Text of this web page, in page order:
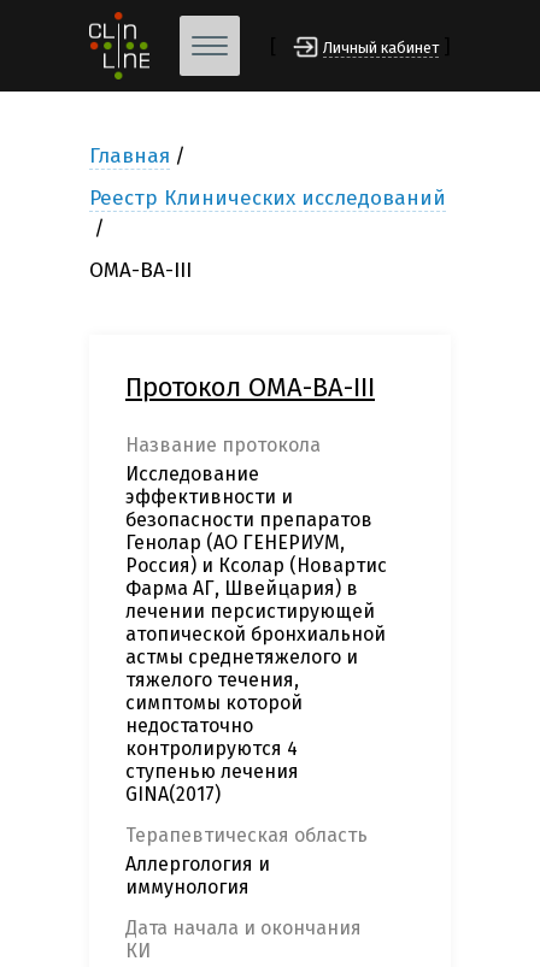
Личный кабинет
Главная
Реестр Клинических исследований
OMA-BA-III
Протокол OMA-BA-III
Название протокола
Исследование
эффективности и
безопасности препаратов
Генолар (АО ГЕНЕРИУМ,
Россия) и Ксолар (Новартис
Фарма АГ, Швейцария) в
лечении персистирующей
атопической бронхиальной
астмы среднетяжелого и
тяжелого течения,
симптомы которой
недостаточно
контролируются 4
ступенью лечения
GINA(2017)
Терапевтическая область
Аллергология и
иммунология
Дата начала и окончания
КИ